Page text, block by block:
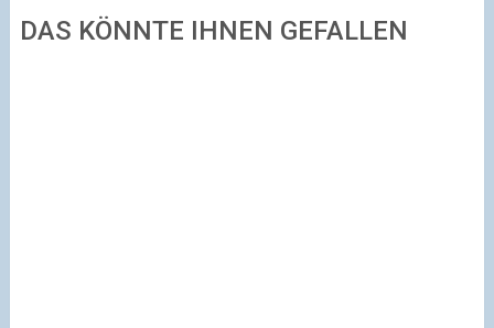
DAS KÖNNTE IHNEN GEFALLEN